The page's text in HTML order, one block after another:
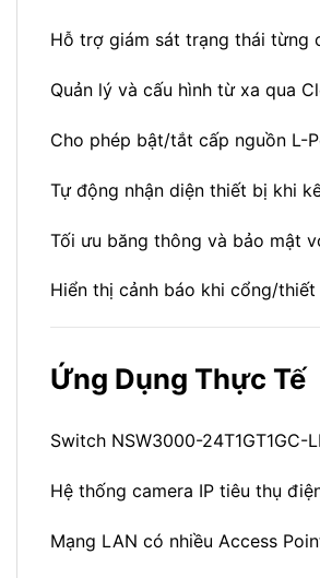
Hỗ trợ giám sát trạng thái từng
Quản lý và cấu hình từ xa qua
Cho phép bật/tắt cấp nguồn L-
Tự động nhận diện thiết bị khi
Tối ưu băng thông và bảo mật
Hiển thị cảnh báo khi cổng/
Ứng Dụng Thực Tế
Switch NSW3000-24T1GT1GC-
Hệ thống camera IP tiêu thụ
Mạng LAN có nhiều Access